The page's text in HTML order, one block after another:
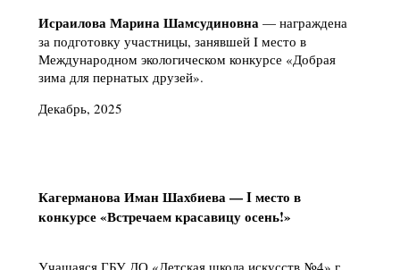
Исраилова Марина Шамсудиновна — награждена
за подготовку участницы, занявшей I место в
Международном экологическом конкурсе «Добрая
зима для пернатых друзей».
Декабрь, 2025
Кагерманова Иман Шахбиева — I место в
конкурсе «Встречаем красавицу осень!»
Учащаяся ГБУ ДО «Детская школа искусств №4» г.